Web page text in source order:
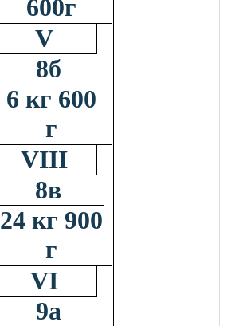
600г
V
8б
6 кг 600
г
VIII
8в
24 кг 900
г
VI
9а